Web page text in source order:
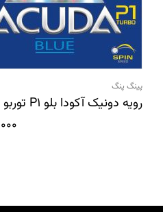
پینگ پنگ
رویه دونیک آکودا بلو P1 توربو